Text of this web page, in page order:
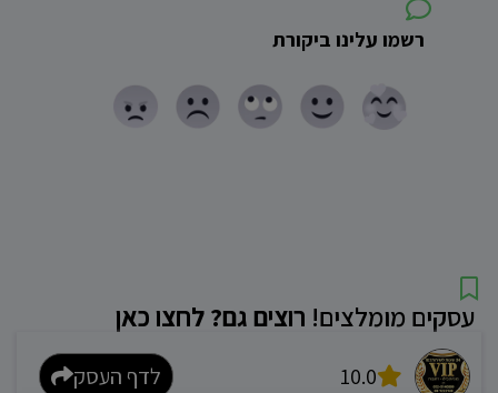
רשמו עלינו ביקורת
עסקים מומלצים! רוצים גם? לחצו כאן
10.0 לדף העסק